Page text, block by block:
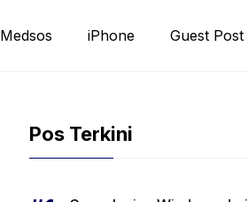
Medsos iPhone Guest Post
Pos Terkini